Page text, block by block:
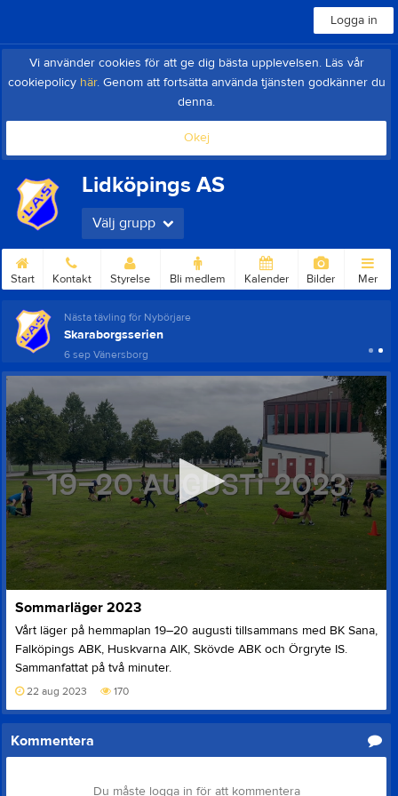
Logga in
Vi använder cookies för att ge dig bästa upplevelsen. Läs vår
cookiepolicy här. Genom att fortsätta använda tjänsten godkänner du
denna.
Okej
Lidköpings AS
Välj grupp
Start Kontakt Styrelse Bli medlem Kalender Bilder Mer
Nästa tävling för Nybörjare
Skaraborgsserien
6 sepVänersborg
seconds
of
seconds
Sommarläger 2023
Vårt läger på hemmaplan 19–20 augusti tillsammans med BK Sana,
Falköpings ABK, Huskvarna AIK, Skövde ABK och Örgryte IS.
Sammanfattat på två minuter.
22 aug 2023 170
Kommentera
Du måste logga in för att kommentera